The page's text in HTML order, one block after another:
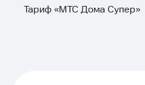
Тариф «МТС Дома Супер»